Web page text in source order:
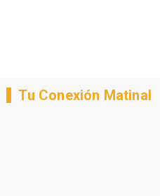
Tu Conexión Matinal